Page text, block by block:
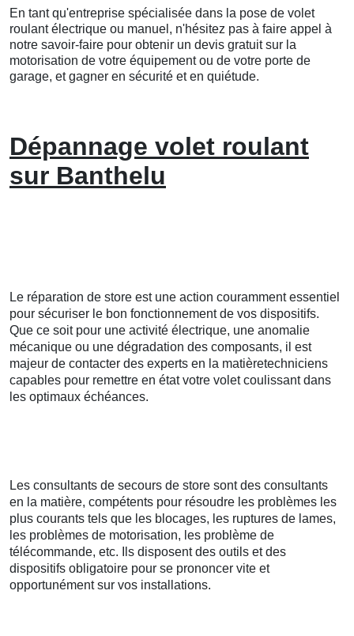
En tant qu'entreprise spécialisée dans la pose de volet
roulant électrique ou manuel, n'hésitez pas à faire appel à
notre savoir-faire pour obtenir un devis gratuit sur la
motorisation de votre équipement ou de votre porte de
garage, et gagner en sécurité et en quiétude.
Dépannage volet roulant
sur Banthelu
Le réparation de store est une action couramment essentiel
pour sécuriser le bon fonctionnement de vos dispositifs.
Que ce soit pour une activité électrique, une anomalie
mécanique ou une dégradation des composants, il est
majeur de contacter des experts en la matièretechniciens
capables pour remettre en état votre volet coulissant dans
les optimaux échéances.
Les consultants de secours de store sont des consultants
en la matière, compétents pour résoudre les problèmes les
plus courants tels que les blocages, les ruptures de lames,
les problèmes de motorisation, les problème de
télécommande, etc. Ils disposent des outils et des
dispositifs obligatoire pour se prononcer vite et
opportunément sur vos installations.